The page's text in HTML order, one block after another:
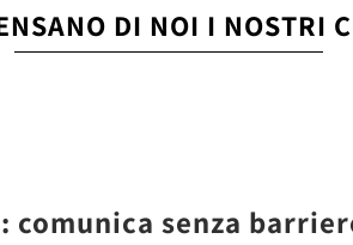
DI NOI I NOSTRI
senza